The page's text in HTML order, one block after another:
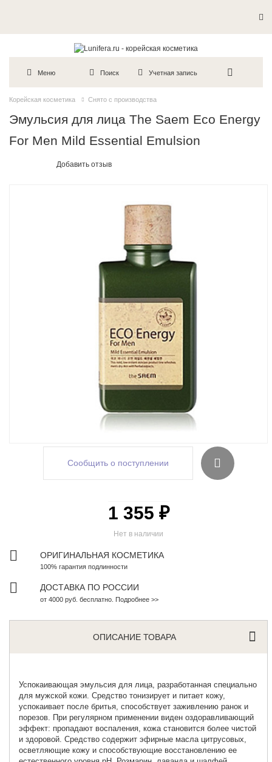
Меню Поиск Учетная запись
Корейская косметика Снято с производства
Эмульсия для лица The Saem Eco Energy
For Men Mild Essential Emulsion
Добавить отзыв
Сообщить о поступлении
Нет в наличии
1 355 ₽
ОРИГИНАЛЬНАЯ КОСМЕТИКА
100% гарантия подлинности
ДОСТАВКА ПО РОССИИ
от 4000 руб. бесплатно. Подробнее >>
ОПИСАНИЕ ТОВАРА
Успокаивающая эмульсия для лица , разработанная специально
для мужской кожи. Средство тонизирует и питает кожу,
успокаивает после бритья, способствует заживлению ранок и
порезов. При регулярном применении виден оздоравливающий
эффект: пропадают воспаления, кожа становится более чистой
и здоровой. Средство содержит эфирные масла цитрусовых,
осветляющие кожу и способствующие восстановлению ее